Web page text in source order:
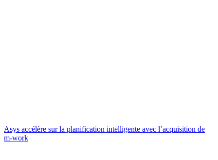
Asys accélère sur la planification intelligente avec l’acquisition de
m-work